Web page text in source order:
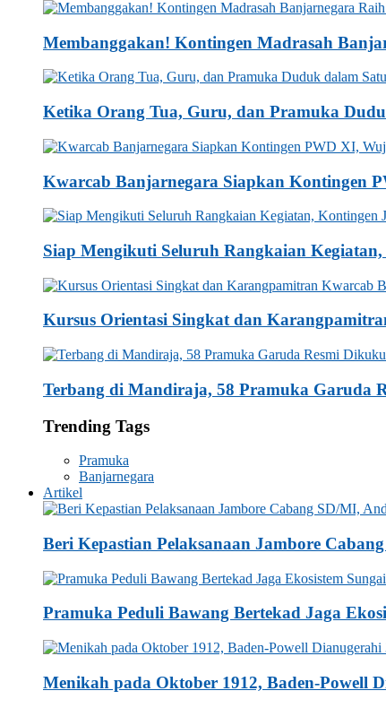
Membanggakan! Kontingen Madrasah
Ketika Orang Tua, Guru, dan Pramuka
Kwarcab Banjarnegara Siapkan Kontingen
Siap Mengikuti Seluruh Rangkaian
Kursus Orientasi Singkat dan
Terbang di Mandiraja, 58 Pramuka Garuda
Trending Tags
Pramuka
Banjarnegara
Artikel
Beri Kepastian Pelaksanaan Jambore
Pramuka Peduli Bawang Bertekad Jaga
Menikah pada Oktober 1912, Baden-Powell